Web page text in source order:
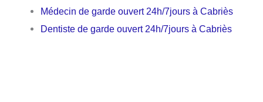
Médecin de garde ouvert 24h/7jours à Cabriès
Dentiste de garde ouvert 24h/7jours à Cabriès